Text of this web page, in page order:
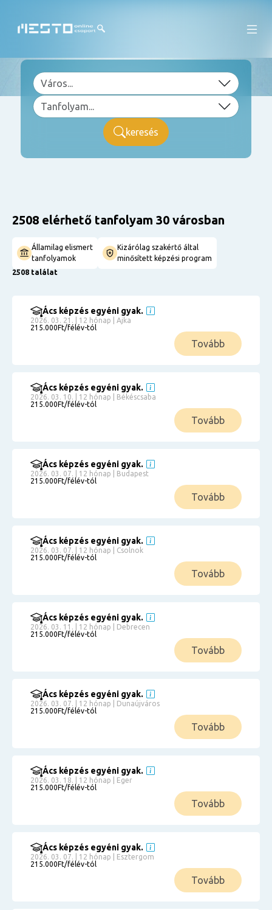
keresés
2508 elérhető tanfolyam 30 városban
Államilag elismert
tanfolyamok
Kizárólag szakértő által
minősített képzési program
2508 találat
Ács képzés egyéni gyak.
2026. 03. 21. | 12 hónap | Ajka
215.000Ft/félév-tól
Tovább
Ács képzés egyéni gyak.
2026. 03. 10. | 12 hónap | Békéscsaba
215.000Ft/félév-tól
Tovább
Ács képzés egyéni gyak.
2026. 03. 07. | 12 hónap | Budapest
215.000Ft/félév-tól
Tovább
Ács képzés egyéni gyak.
2026. 03. 07. | 12 hónap | Csolnok
215.000Ft/félév-tól
Tovább
Ács képzés egyéni gyak.
2026. 03. 11. | 12 hónap | Debrecen
215.000Ft/félév-tól
Tovább
Ács képzés egyéni gyak.
2026. 03. 07. | 12 hónap | Dunaújváros
215.000Ft/félév-tól
Tovább
Ács képzés egyéni gyak.
2026. 03. 18. | 12 hónap | Eger
215.000Ft/félév-tól
Tovább
Ács képzés egyéni gyak.
2026. 03. 07. | 12 hónap | Esztergom
215.000Ft/félév-tól
Tovább